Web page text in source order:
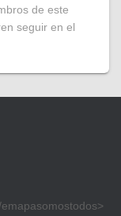
de este
seguir en el